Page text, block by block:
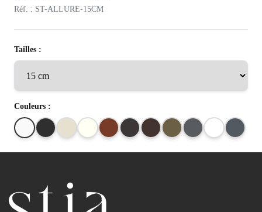
Réf. : ST-ALLURE-15CM
Tailles :
Couleurs :